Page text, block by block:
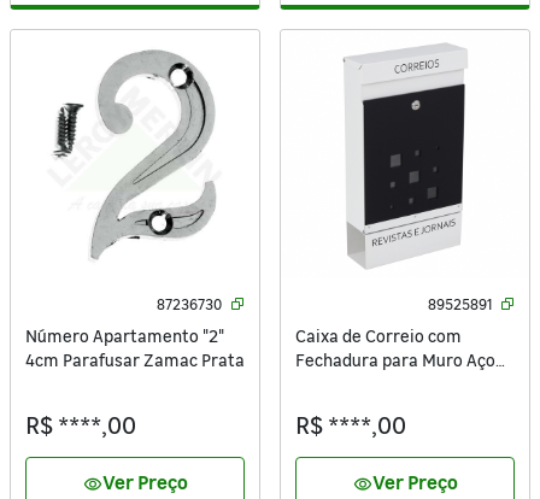
87236730
Número Apartamento "2"
4cm Parafusar Zamac Prata
R$ ****,00
visibilityVer Preço
89525891
Caixa de Correio com
Fechadura para Muro Aço
R$ ****,00
visibilityVer Preço